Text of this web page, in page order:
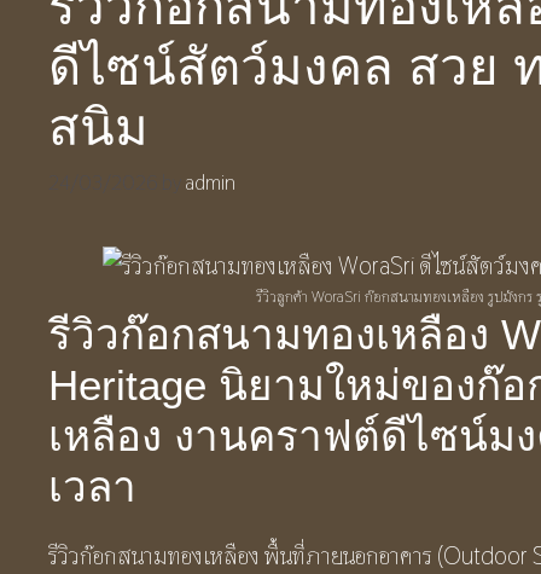
ดีไซน์สัตว์มงคล สวย
สนิม
by admin
รีวิวลูกค้า WoraSri ก๊อกสนามทองเหลือง รูปมังกร
รีวิวก๊อกสนามทองเหลือง
Heritage นิยามใหม่ของก๊
เหลือง งานคราฟต์ดีไซน์ม
เวลา
รีวิวก๊อกสนามทองเหลือง พื้นที่ภายนอกอาคาร